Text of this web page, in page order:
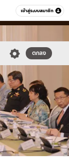
เข้าสู่ระบบสมาชิก
หมวดอื่นๆ
ตกลง